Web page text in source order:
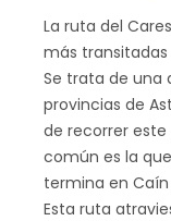
La ruta del
más transitadas
Se trata de una
provincias de
de recorrer
común es la
termina en
Esta ruta